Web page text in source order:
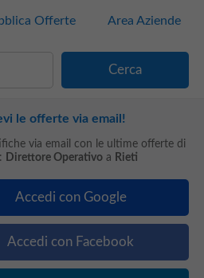
Offerte Area Aziende
le offerte via email!
via email con le ultime offerte di
Direttore Operativoa Rieti
Accedi con Google
Accedi con Facebook